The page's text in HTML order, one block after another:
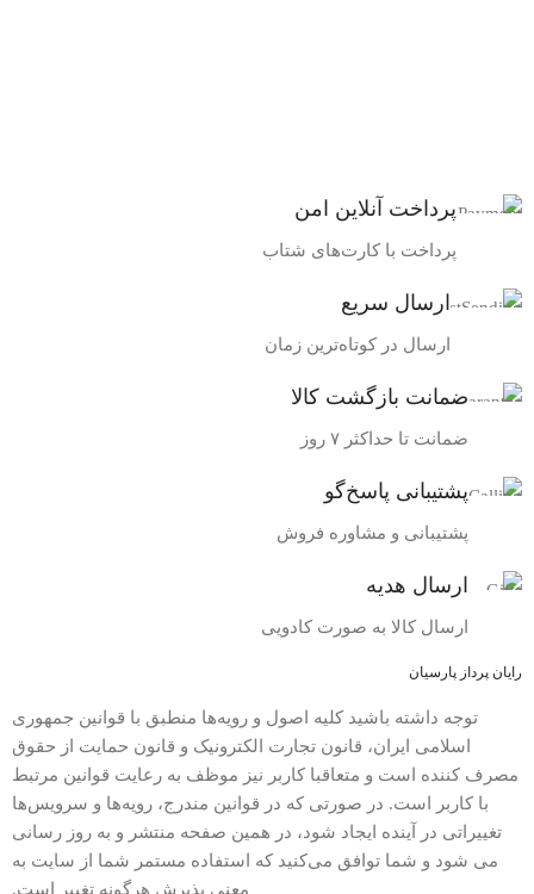
پرداخت آنلاین امن
پرداخت با کارت‌های شتاب
ارسال سریع
ارسال در کوتاه‌ترین زمان
ضمانت بازگشت کالا
ضمانت تا حداکثر ۷ روز
پشتیبانی پاسخ‌گو
پشتیبانی و مشاوره فروش
ارسال هدیه
ارسال کالا به صورت کادویی
رایان پرداز پارسیان
توجه داشته باشید کلیه اصول و رویه‏‌ها منطبق با قوانین جمهوری
اسلامی ایران، قانون تجارت الکترونیک و قانون حمایت از حقوق
مصرف کننده است و متعاقبا کاربر نیز موظف به رعایت قوانین مرتبط
با کاربر است. در صورتی که در قوانین مندرج، رویه‏‌ها و سرویس‏‌ها
تغییراتی در آینده ایجاد شود، در همین صفحه منتشر و به روز رسانی
می شود و شما توافق می‏‌کنید که استفاده مستمر شما از سایت به
معنی پذیرش هرگونه تغییر است.